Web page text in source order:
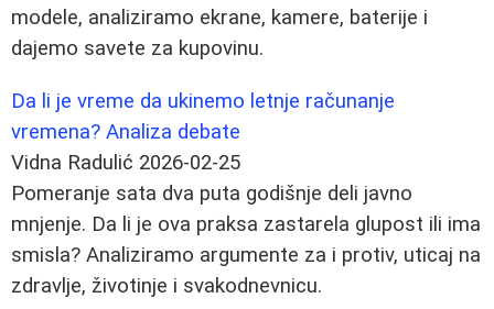
modele, analiziramo ekrane, kamere, baterije i
dajemo savete za kupovinu.
Da li je vreme da ukinemo letnje računanje
vremena? Analiza debate
Vidna Radulić 2026-02-25
Pomeranje sata dva puta godišnje deli javno
mnjenje. Da li je ova praksa zastarela glupost ili ima
smisla? Analiziramo argumente za i protiv, uticaj na
zdravlje, životinje i svakodnevnicu.